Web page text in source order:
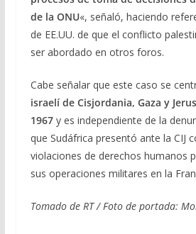
de la ONU«, señaló, haciendo
de EE.UU. de que el conflicto
ser abordado en otros foros.
Cabe señalar que este caso se
israelí de Cisjordania, Gaza y
1967y es independiente de la
que Sudáfrica presentó ante la CIJ
violaciones de derechos humanos
sus operaciones militares en la
Tomado de RT / Foto de portada: